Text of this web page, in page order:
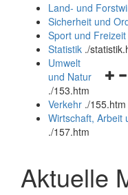
und
schließen
Land- und
Sicherheit und
Sport und Freizeit
Statistik ./
und
Umwelt
und Natur
./153.htm
Verkehr ./155.htm
Wirtschaft, Arbeit
./157.htm
Aktuelle